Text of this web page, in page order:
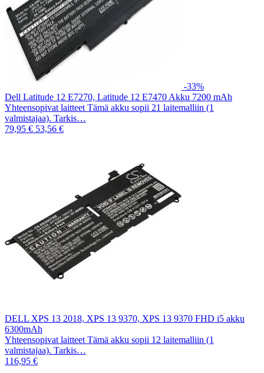
-33%
Dell Latitude 12 E7270, Latitude 12 E7470 Akku 7200 mAh
Yhteensopivat laitteet Tämä akku sopii 21 laitemalliin (1
valmistajaa). Tarkis…
79,95 € 53,56 €
DELL XPS 13 2018, XPS 13 9370, XPS 13 9370 FHD i5 akku
6300mAh
Yhteensopivat laitteet Tämä akku sopii 12 laitemalliin (1
valmistajaa). Tarkis…
116,95 €